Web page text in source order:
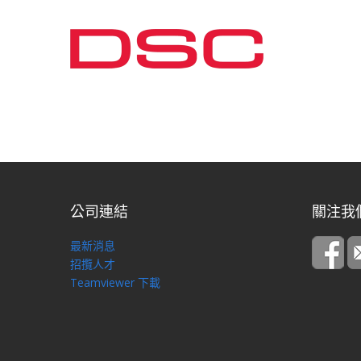
公司連結
最新消息
招攬人才
Teamviewer 下載
關注我